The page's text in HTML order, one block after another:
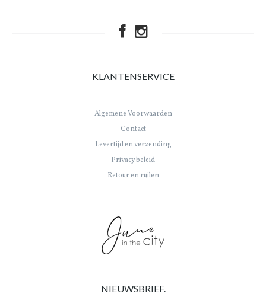
KLANTENSERVICE
Algemene Voorwaarden
Contact
Levertijd en verzending
Privacy beleid
Retour en ruilen
NIEUWSBRIEF.